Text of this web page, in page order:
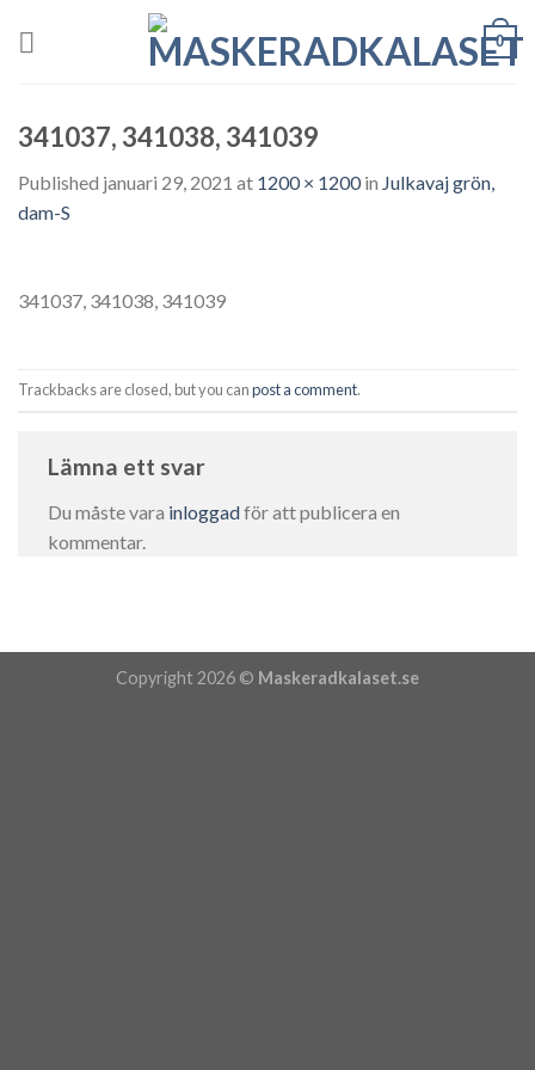
0
341037, 341038, 341039
Published januari 29, 2021 at 1200 × 1200in Julkavaj grön,
dam-S
341037, 341038, 341039
Trackbacks are closed, but you canpost a comment.
Lämna ett svar
Du måste vara inloggadför att publicera en
kommentar.
Copyright 2026 © Maskeradkalaset.se